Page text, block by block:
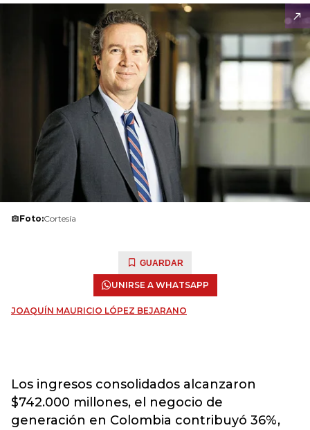
Foto:Cortesía
GUARDAR
UNIRSE A WHATSAPP
JOAQUÍN MAURICIO LÓPEZ BEJARANO
Los ingresos consolidados alcanzaron
$742.000 millones, el negocio de
generación en Colombia contribuyó 36%,